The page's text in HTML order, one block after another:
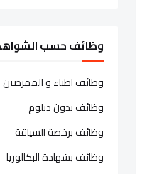
وظائف حسب الشواهد
وظائف اطباء و الممرضين
وظائف بدون دبلوم
وظائف برخصة السياقة
وظائف بشهادة البكالوريا